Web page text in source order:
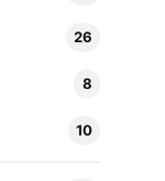
26
8
10